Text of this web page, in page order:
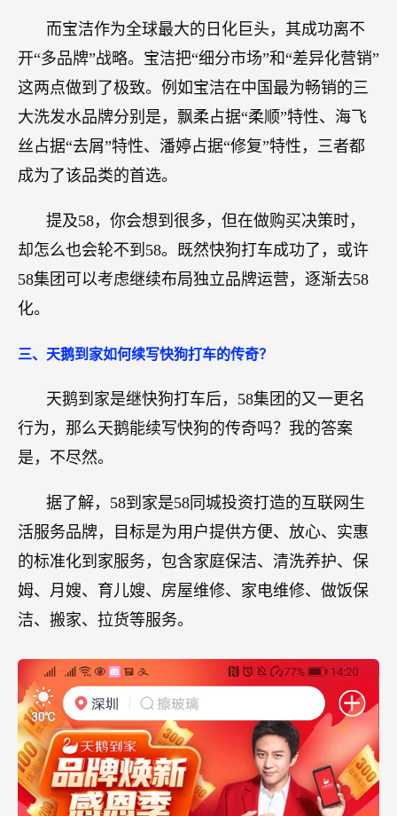
而宝洁作为全球最大的日化巨头，其成功离不
开“多品牌”战略。宝洁把“细分市场”和“差异化营销”
这两点做到了极致。例如宝洁在中国最为畅销的三
大洗发水品牌分别是，飘柔占据“柔顺”特性、海飞
丝占据“去屑”特性、潘婷占据“修复”特性，三者都
成为了该品类的首选。
提及58，你会想到很多，但在做购买决策时，
却怎么也会轮不到58。既然快狗打车成功了，或许
58集团可以考虑继续布局独立品牌运营，逐渐去58
化。
三、天鹅到家如何续写快狗打车的传奇？
天鹅到家是继快狗打车后，58集团的又一更名
行为，那么天鹅能续写快狗的传奇吗？我的答案
是，不尽然。
据了解，58到家是58同城投资打造的互联网生
活服务品牌，目标是为用户提供方便、放心、实惠
的标准化到家服务，包含家庭保洁、清洗养护、保
姆、月嫂、育儿嫂、房屋维修、家电维修、做饭保
洁、搬家、拉货等服务。